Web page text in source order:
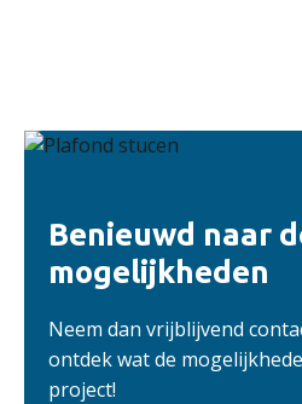
Benieuwd naar
mogelijkheden
Neem dan vrijblijvend
ontdek wat de
project!